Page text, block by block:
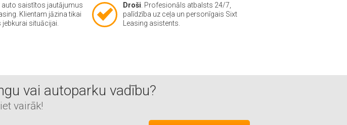
auto saistītos jautājumus
Klientam jāzina tikai
situācijai.
Droši . Profesionāls atbalsts 24/7,
palīdzība uz ceļa un personīgais Sixt
Leasing asistents.
vai autoparku vadību?
vairāk!